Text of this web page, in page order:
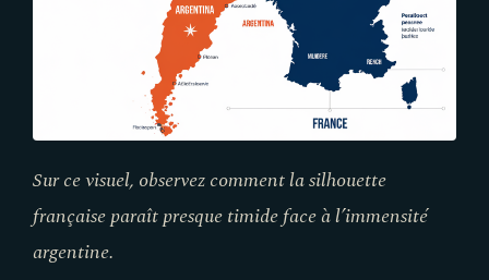
Sur ce visuel, observez comment la silhouette
française paraît presque timide face à l’immensité
argentine.